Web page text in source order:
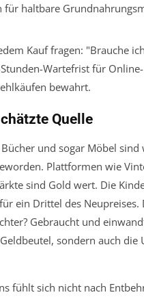
haltbare
Kauf fragen: "Brauche
Wartefrist für
bewahrt.
Quelle
und sogar Möbel sind
Plattformen wie
sind Gold wert. Die
ein Drittel des Neupreises.
Gebraucht und
sondern auch die
fühlt sich nicht nach